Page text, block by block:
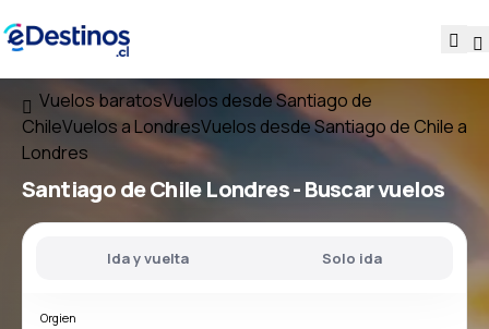
Vuelos baratosVuelos desde Santiago de
ChileVuelos a LondresVuelos desde Santiago de Chile a
Londres
Santiago de Chile Londres- Buscar vuelos
Ida y vuelta Solo ida
Orgien